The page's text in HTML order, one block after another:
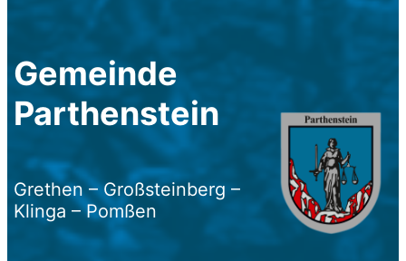
Gemeinde
Parthenstein
Grethen – Großsteinberg –
Klinga – Pomßen